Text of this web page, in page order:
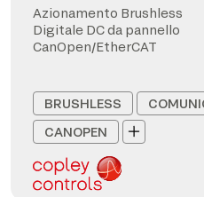
Azionamento Brushless
Digitale DC da pannello
CanOpen/EtherCAT
BRUSHLESS
CANOPEN